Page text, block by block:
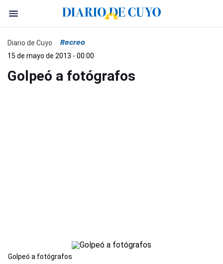
Diario de Cuyo Recreo
15 de mayo de 2013 - 00:00
Golpeó a fotógrafos
Golpeó a fotógrafos